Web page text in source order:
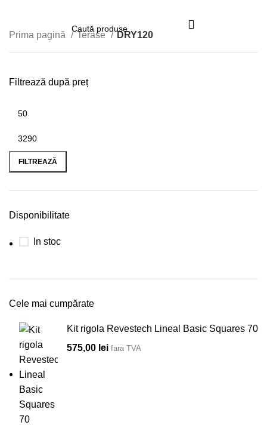
Prima pagină Terase DRY120
Filtrează după preț
Preț minim
Preț maxim
FILTREAZĂ
Disponibilitate
In stoc
Cele mai cumpărate
Kit rigola Revestech Lineal Basic Squares 70
575,00 lei fara TVA